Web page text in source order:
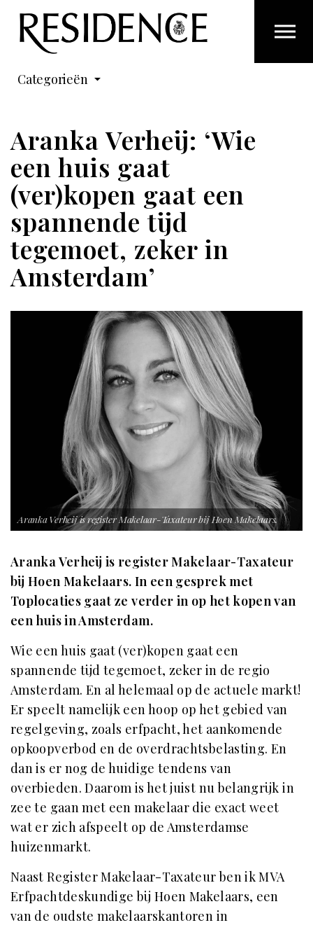
Overslaan en ga direct naar de inhoud
Categorieën
Aranka Verheij: ‘Wie
een huis gaat
(ver)kopen gaat een
spannende tijd
tegemoet, zeker in
Amsterdam’
Aranka Verheij is register Makelaar-Taxateur bij Hoen Makelaars.
Aranka Verheij is register Makelaar-Taxateur
bij Hoen Makelaars. In een gesprek met
Toplocaties gaat ze verder in op het kopen van
een huis in Amsterdam.
Wie een huis gaat (ver)kopen gaat een
spannende tijd tegemoet, zeker in de regio
Amsterdam. En al helemaal op de actuele markt!
Er speelt namelijk een hoop op het gebied van
regelgeving, zoals erfpacht, het aankomende
opkoopverbod en de overdrachtsbelasting. En
dan is er nog de huidige tendens van
overbieden. Daarom is het juist nu belangrijk in
zee te gaan met een makelaar die exact weet
wat er zich afspeelt op de Amsterdamse
huizenmarkt.
Naast Register Makelaar-Taxateur ben ik MVA
Erfpachtdeskundige bij Hoen Makelaars, een
van de oudste makelaarskantoren in